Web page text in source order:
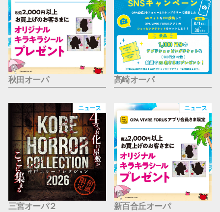
秋田オーパ 高崎オーパ
ニュース
三宮オーパ２
ニュース
新百合丘オーパ
横浜ビ